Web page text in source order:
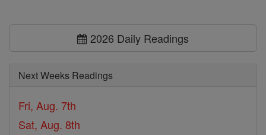
2026 Daily Readings
Next Weeks Readings
Fri, Aug. 7th
Sat, Aug. 8th